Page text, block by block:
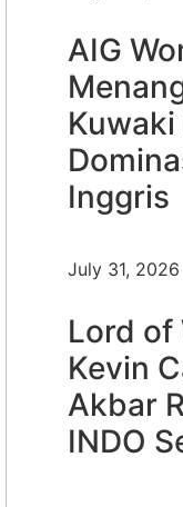
AIG
Inggris
July 31, 2026
Lord of
Kevin
Akbar
INDO